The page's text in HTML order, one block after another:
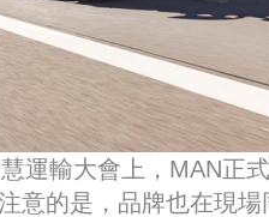
運輸大會上，MAN正
意的是，品牌也在現